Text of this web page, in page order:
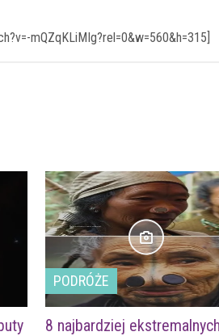
mQZqKLiMIg?rel=0&w=560&h=315]
PODRÓŻE
8 najbardziej ekstremalnych